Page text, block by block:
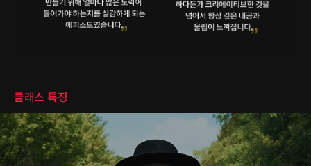
클래스 특징